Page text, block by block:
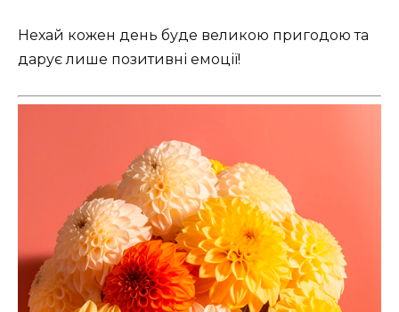
Нехай кожен день буде великою пригодою та
дарує лише позитивні емоції!